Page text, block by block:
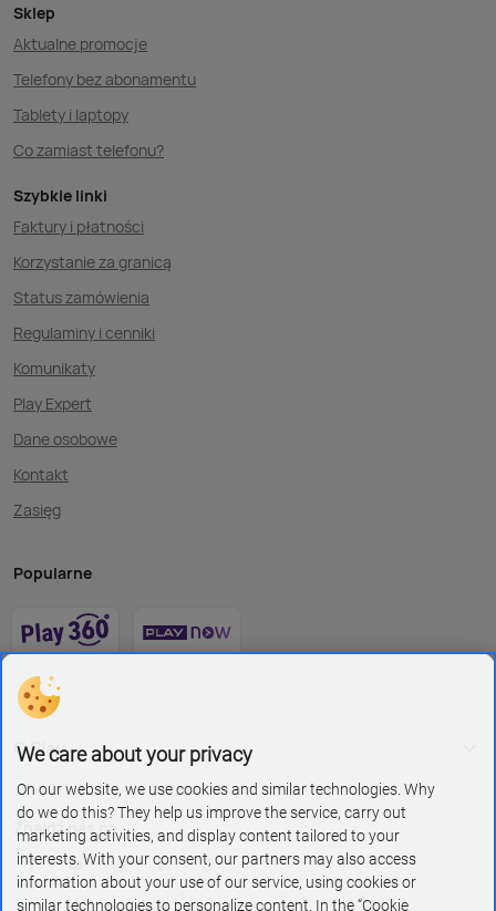
Sklep
Aktualne promocje
Telefony bez abonamentu
Tablety i laptopy
Co zamiast telefonu?
Szybkie linki
Faktury i płatności
Korzystanie za granicą
Status zamówienia
Regulaminy i cenniki
Komunikaty
Play Expert
Dane osobowe
Kontakt
Zasięg
Popularne
O Play
Znajdź nas na
We care about your privacy
On our website, we use cookies and similar technologies. Why
do we do this? They help us improve the service, carry out
marketing activities, and display content tailored to your
interests. With your consent, our partners may also access
information about your use of our service, using cookies or
similar technologies to personalize content. In the “Cookie